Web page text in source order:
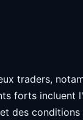
traders,
forts incluent
des